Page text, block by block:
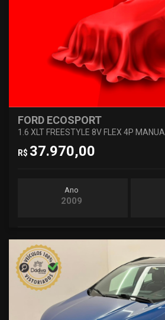
FORD ECOSPORT
1.6 XLT FREESTYLE 8V FLEX 4P MANUAL
R$ 37.970,00
Ano
2009